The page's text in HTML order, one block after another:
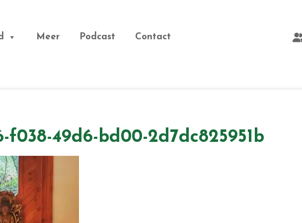
Meer Podcast Contact
f038-49d6-bd00-2d7dc825951b